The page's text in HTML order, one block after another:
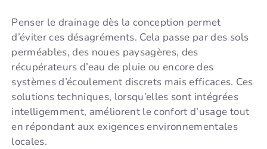
Penser le drainage dès la conception permet
d’éviter ces désagréments. Cela passe par des sols
perméables, des noues paysagères, des
récupérateurs d’eau de pluie ou encore des
systèmes d’écoulement discrets mais efficaces. Ces
solutions techniques, lorsqu’elles sont intégrées
intelligemment, améliorent le confort d’usage tout
en répondant aux exigences environnementales
locales.